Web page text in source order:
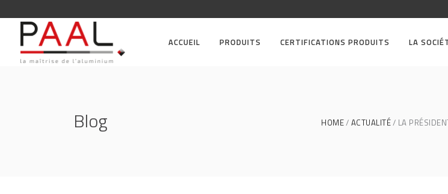
ACCUEIL PRODUITS CERTIFICATIONS PRODUITS LA
Blog HOME ACTUALITÉ LA